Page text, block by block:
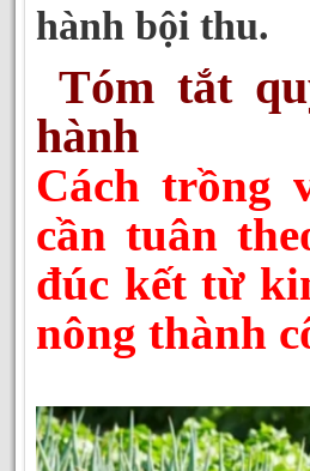
hành bội thu.
Tóm tắt
hành
Cách trồng
cần tuân
đúc kết từ
nông thành